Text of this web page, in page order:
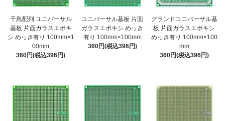
千鳥配列 ユニバーサル
基板 片面ガラスエポキ
シ めっき有り 100mm×1
00mm
360円(税込396円)
ユニバーサル基板 片面
ガラスエポキシ めっき
有り 100mm×100mm
360円(税込396円)
グランドユニバーサル基
板 片面ガラスエポキシ
めっき有り 100mm×100
mm
360円(税込396円)